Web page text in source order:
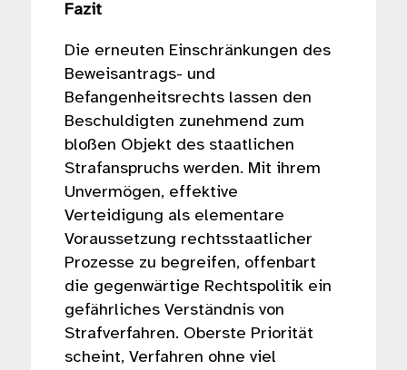
Fazit
Die erneuten Einschränkungen des
Beweisantrags- und
Befangenheitsrechts lassen den
Beschuldigten zunehmend zum
bloßen Objekt des staatlichen
Strafanspruchs werden. Mit ihrem
Unvermögen, effektive
Verteidigung als elementare
Voraussetzung rechtsstaatlicher
Prozesse zu begreifen, offenbart
die gegenwärtige Rechtspolitik ein
gefährliches Verständnis von
Strafverfahren. Oberste Priorität
scheint, Verfahren ohne viel